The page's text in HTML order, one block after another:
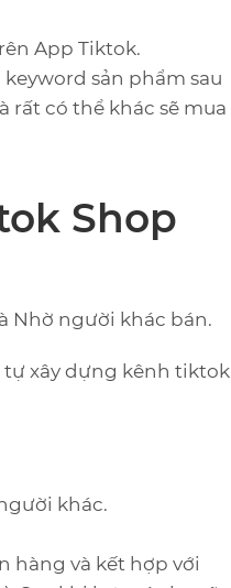
App Tiktok.
sản phẩm sau
rất có thể khác sẽ mua
Shop
Nhờ người khác bán.
tự xây dựng kênh tiktok
khác.
hàng và kết hợp với